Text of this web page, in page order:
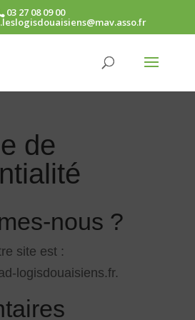
03 27 08 09 00
de
nous ?
site est :
logisdouaisiens.fr.